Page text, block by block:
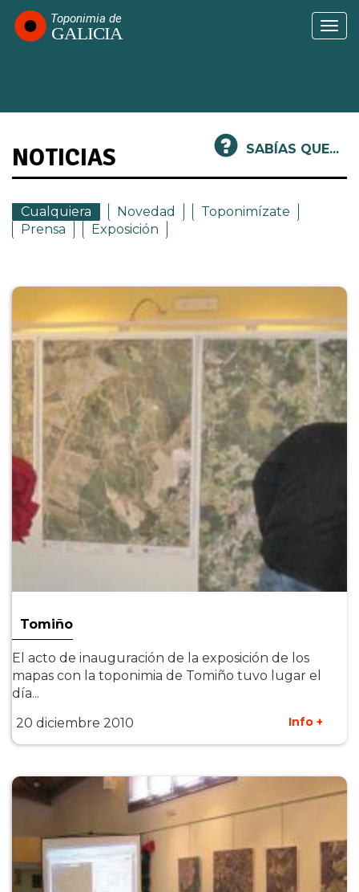
Pasar
contenido
SABÍAS QUE...
NOTICIAS
Cualquiera Novedad
Toponimízate
Prensa
Exposición
Tomiño
El acto de inauguración de la exposición de los
mapas con la toponimia de Tomiño tuvo lugar el
día...
20 diciembre 2010
Info +